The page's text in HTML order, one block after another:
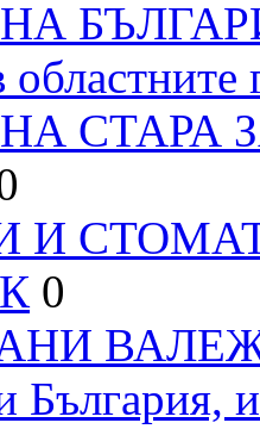
областните
СТАРА
И
0
ВАЛЕЖИ
България,